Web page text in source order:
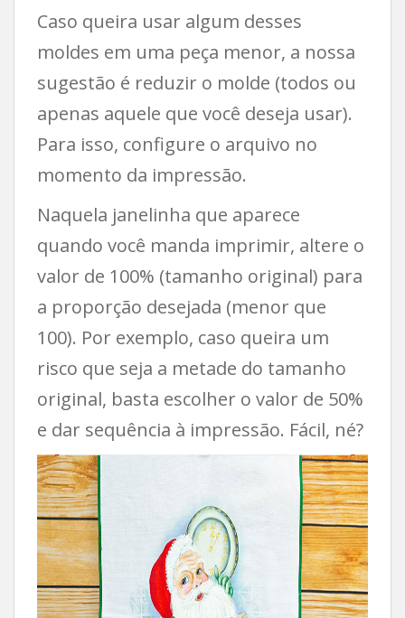
Caso queira usar algum desses
moldes em uma peça menor, a nossa
sugestão é reduzir o molde (todos ou
apenas aquele que você deseja usar).
Para isso, configure o arquivo no
momento da impressão.
Naquela janelinha que aparece
quando você manda imprimir, altere o
valor de 100% (tamanho original) para
a proporção desejada (menor que
100). Por exemplo, caso queira um
risco que seja a metade do tamanho
original, basta escolher o valor de 50%
e dar sequência à impressão. Fácil, né?